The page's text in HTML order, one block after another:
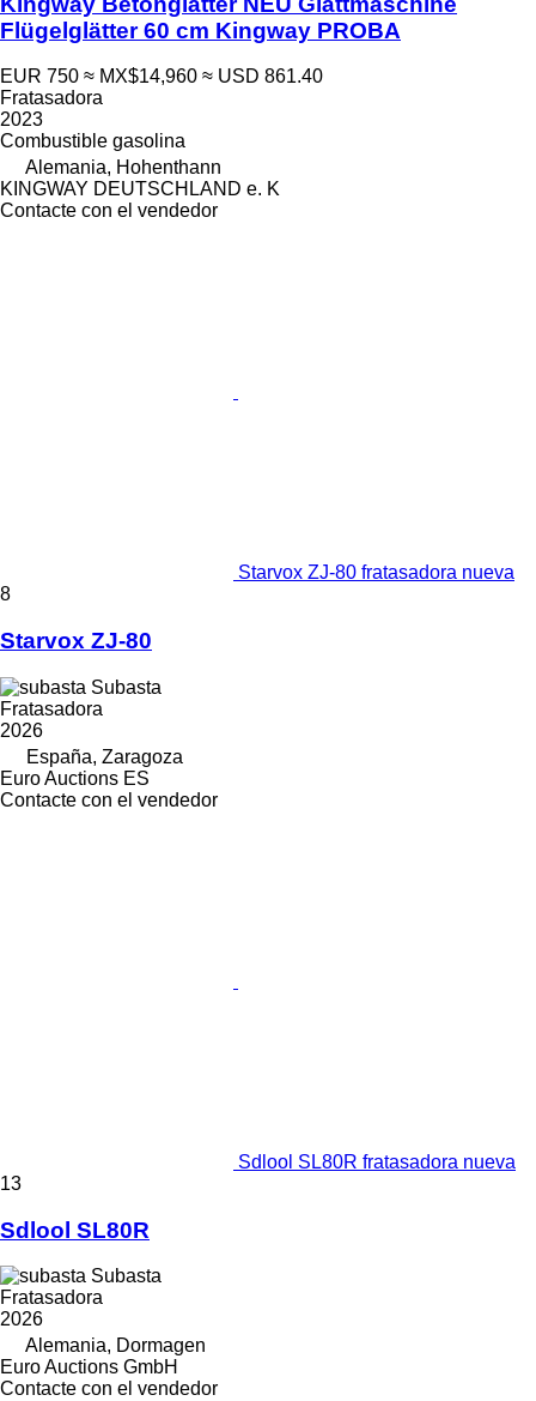
Flügelglätter 60 cm Kingway PROBA
EUR 750 ≈ MX$14,960 ≈ USD 861.40
Fratasadora
2023
Combustible gasolina
Alemania, Hohenthann
KINGWAY DEUTSCHLAND e. K
Contacte con el vendedor
Starvox ZJ-80 fratasadora nueva
8
Starvox ZJ-80
Subasta
Fratasadora
2026
España, Zaragoza
Euro Auctions ES
Contacte con el vendedor
Sdlool SL80R fratasadora nueva
13
Sdlool SL80R
Subasta
Fratasadora
2026
Alemania, Dormagen
Euro Auctions GmbH
Contacte con el vendedor